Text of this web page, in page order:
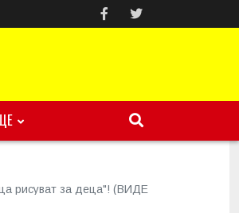
рисуват за деца"! (ВИДЕО)